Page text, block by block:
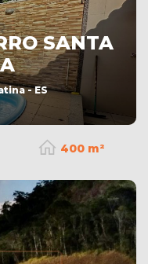
SANTA
- ES
400 m²